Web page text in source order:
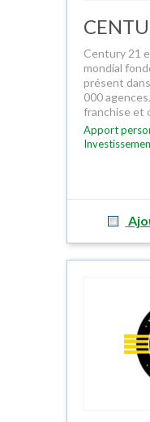
Century 21
mondial
présent
000
franchise et
Apport